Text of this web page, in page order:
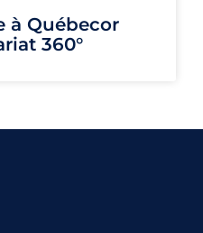
à Québecor
360°